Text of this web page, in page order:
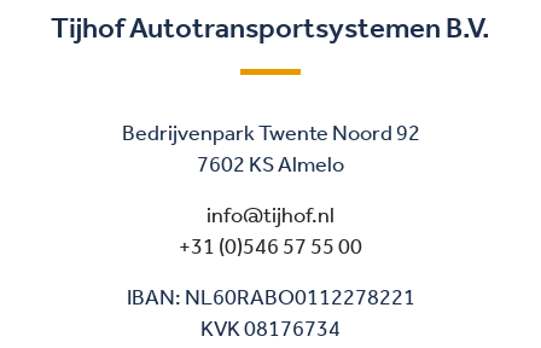
Tijhof Autotransportsystemen B.V.
Bedrijvenpark Twente Noord 92
7602 KS Almelo
info@tijhof.nl
+31 (0)546 57 55 00
IBAN: NL60RABO0112278221
KVK 08176734